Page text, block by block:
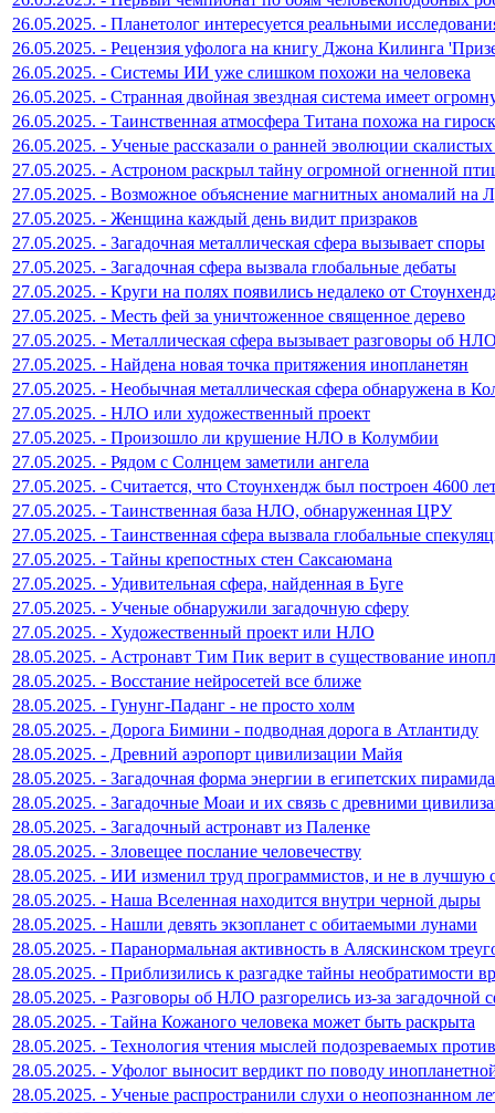
26.05.2025. - Планетолог интересуется реальными
26.05.2025. - Рецензия уфолога на книгу Джона Килинга
26.05.2025. - Системы ИИ уже слишком похожи на человека
26.05.2025. - Странная двойная звездная система имеет
26.05.2025. - Таинственная атмосфера Титана похожа на
26.05.2025. - Ученые рассказали о ранней эволюции
27.05.2025. - Астроном раскрыл тайну огромной огненной
27.05.2025. - Возможное объяснение магнитных аномалий на
27.05.2025. - Женщина каждый день видит призраков
27.05.2025. - Загадочная металлическая сфера вызывает споры
27.05.2025. - Загадочная сфера вызвала глобальные дебаты
27.05.2025. - Круги на полях появились недалеко от
27.05.2025. - Месть фей за уничтоженное священное дерево
27.05.2025. - Металлическая сфера вызывает разговоры об
27.05.2025. - Найдена новая точка притяжения инопланетян
27.05.2025. - Необычная металлическая сфера обнаружена в
27.05.2025. - НЛО или художественный проект
27.05.2025. - Произошло ли крушение НЛО в Колумбии
27.05.2025. - Рядом с Солнцем заметили ангела
27.05.2025. - Считается, что Стоунхендж был построен 4600
27.05.2025. - Таинственная база НЛО, обнаруженная ЦРУ
27.05.2025. - Таинственная сфера вызвала глобальные
27.05.2025. - Тайны крепостных стен Саксаюмана
27.05.2025. - Удивительная сфера, найденная в Буге
27.05.2025. - Ученые обнаружили загадочную сферу
27.05.2025. - Художественный проект или НЛО
28.05.2025. - Астронавт Тим Пик верит в существование
28.05.2025. - Восстание нейросетей все ближе
28.05.2025. - Гунунг-Паданг - не просто холм
28.05.2025. - Дорога Бимини - подводная дорога в Атлантиду
28.05.2025. - Древний аэропорт цивилизации Майя
28.05.2025. - Загадочная форма энергии в египетских
28.05.2025. - Загадочные Моаи и их связь с древними
28.05.2025. - Загадочный астронавт из Паленке
28.05.2025. - Зловещее послание человечеству
28.05.2025. - ИИ изменил труд программистов, и не в лучшую
28.05.2025. - Наша Вселенная находится внутри черной дыры
28.05.2025. - Нашли девять экзопланет с обитаемыми лунами
28.05.2025. - Паранормальная активность в Аляскинском
28.05.2025. - Приблизились к разгадке тайны необратимости
28.05.2025. - Разговоры об НЛО разгорелись из-за загадочной
28.05.2025. - Тайна Кожаного человека может быть раскрыта
28.05.2025. - Технология чтения мыслей подозреваемых
28.05.2025. - Уфолог выносит вердикт по поводу
28.05.2025. - Ученые распространили слухи о неопознанном